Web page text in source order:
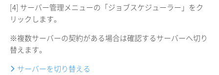
[4] サーバー管理メニューの「ジョブスケジューラー」をク
リックします。
※複数サーバーの契約がある場合は確認するサーバーへ切り
替えます。
サーバーを切り替える